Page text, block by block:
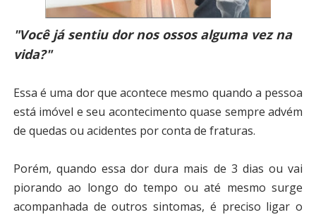
"Você já sentiu dor nos ossos alguma vez na
vida?"
Essa é uma dor que acontece mesmo quando a pessoa
está imóvel e seu acontecimento quase sempre advém
de quedas ou acidentes por conta de fraturas.
Porém, quando essa dor dura mais de 3 dias ou vai
piorando ao longo do tempo ou até mesmo surge
acompanhada de outros sintomas, é preciso ligar o